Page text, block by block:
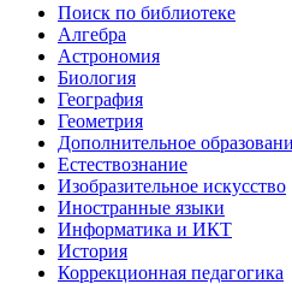
Поиск по библиотеке
Алгебра
Астрономия
Биология
География
Геометрия
Дополнительное
Естествознание
Изобразительное искусство
Иностранные языки
Информатика и ИКТ
История
Коррекционная педагогика